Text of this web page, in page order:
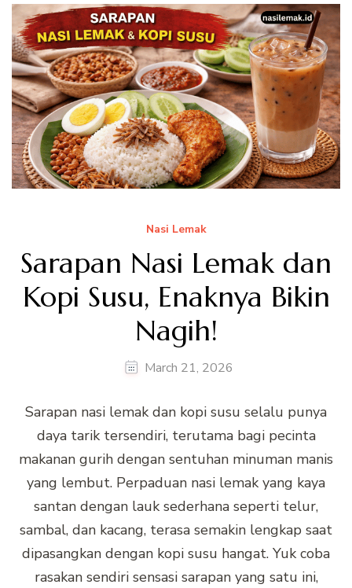
Nasi Lemak
Sarapan Nasi Lemak dan
Kopi Susu, Enaknya Bikin
Nagih!
March 21, 2026
Sarapan nasi lemak dan kopi susu selalu punya
daya tarik tersendiri, terutama bagi pecinta
makanan gurih dengan sentuhan minuman manis
yang lembut. Perpaduan nasi lemak yang kaya
santan dengan lauk sederhana seperti telur,
sambal, dan kacang, terasa semakin lengkap saat
dipasangkan dengan kopi susu hangat. Yuk coba
rasakan sendiri sensasi sarapan yang satu ini,